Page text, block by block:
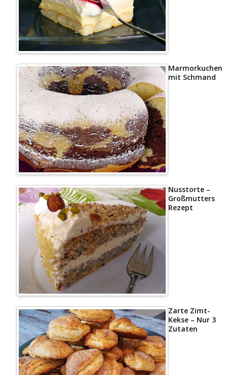
Marmorkuchen
mit Schmand
Nusstorte –
Großmutters
Rezept
Zarte Zimt-
Kekse – Nur 3
Zutaten